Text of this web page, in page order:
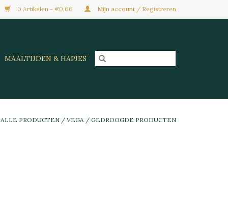
0 Artikelen - €0,00 Mijn account / Registreren
MAALTIJDEN & HAPJES
ALLE PRODUCTEN / VEGA / GEDROOGDE PRODUCTEN